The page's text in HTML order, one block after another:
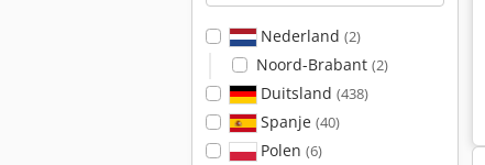
Nederland (2)
Noord-Brabant (2)
Duitsland (438)
Spanje (40)
Polen (6)